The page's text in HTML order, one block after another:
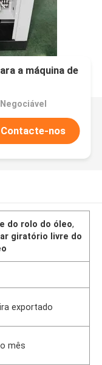
a máquina de
Contacte-nos
do rolo do óleo,
giratório livre do
exportado
mês